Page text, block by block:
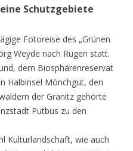
Schutzgebiete
Fotoreise des „Grünen
Weyde nach Rügen statt.
dem Biosphärenreservat
Halbinsel Mönchgut, den
der Granitz gehörte
Putbus zu den
Kulturlandschaft, wie auch